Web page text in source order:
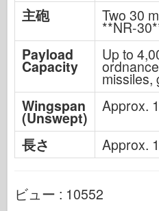
主砲
Two 30
**NR-
Payload
Capacity
Up to
missiles,
Wingspan
(Unswept)
Approx.
長さ Approx.
ビュー : 10552